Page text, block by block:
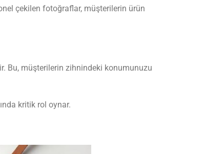
çekilen fotoğraflar, müşterilerin ürün
Bu, müşterilerin zihnindeki konumunuzu
kritik rol oynar.